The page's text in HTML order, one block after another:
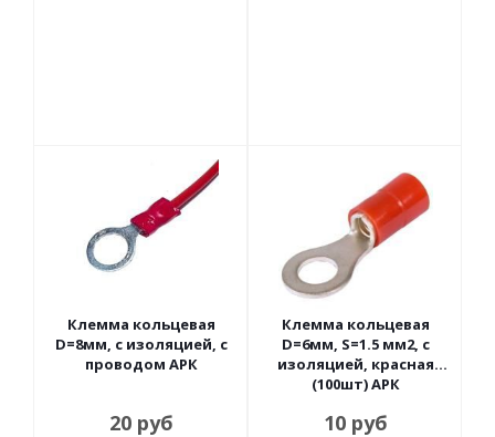
Клемма кольцевая
D=8мм, с изоляцией, с
проводом АРК
20руб
Клемма кольцевая
D=6мм, S=1.5 мм2, с
изоляцией, красная
(100шт) АРК
10руб